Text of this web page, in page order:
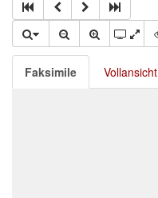
Faksimile Vollansicht